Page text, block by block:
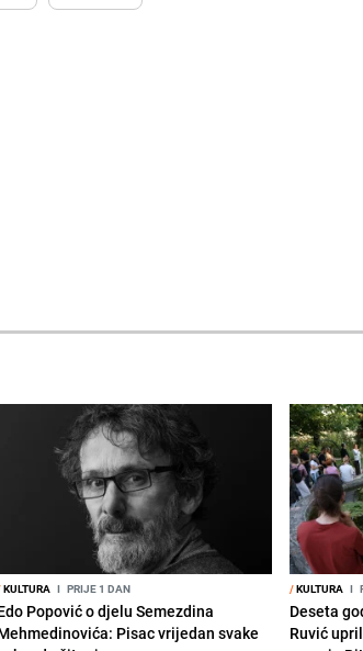
KULTURA I PRIJE 1 DAN
Popović o djelu Semezdina
Pisac vrijedan svake
/KULTURA I
Deseta
Ruvić